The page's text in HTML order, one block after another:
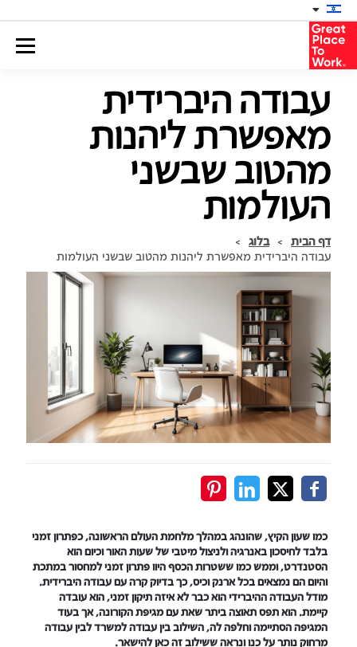
עבודה היברידית
מאפשרת ליהנות
מהטוב שבשני
העולמות
עבודה היברידית מאפשרת ליהנות מהטוב שבשני העולמות
בלוג > דף הבית >
כמו שעון הקיץ, שהונהג במהלך מלחמת העולם הראשונה, כפתרון זמני
בלבד לחיסכון באנרגיה ולניצול מיטבי של שעות האור וכיום הוא
הסטנדרט, וממש כמו ששטרות הכסף היוו פתרון זמני למחסור במתכת
והיום הם נמצאים בכל ארנק וכיס, כך בדיוק קרה עם עבודה היברידית.
מודל העבודה ההיברידי הוא כבר לא איזה תיקון זמני, הוא עובדה
קיימת. הוא תפס תאוצה ביתר שאת עם מגיפת הקורונה, אך בעוד
המגיפה הסתיימה וחלפה לה, השילוב בין עבודה למשרד לבין עבודה
מרחוק נותר על כנו ונראה ששילוב זה כאן להישאר.